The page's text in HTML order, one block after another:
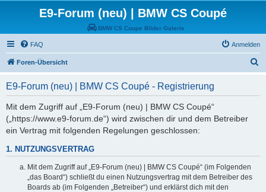
E9-Forum (neu) | BMW CS Coupé
BMW CS Coupe Bilder Galerie
FAQ Anmelden
Foren-Übersicht
E9-Forum (neu) | BMW CS Coupé - Registrierung
Mit dem Zugriff auf „E9-Forum (neu) | BMW CS Coupé“
(„https://www.e9-forum.de“) wird zwischen dir und dem Betreiber
ein Vertrag mit folgenden Regelungen geschlossen:
1. NUTZUNGSVERTRAG
Mit dem Zugriff auf „E9-Forum (neu) | BMW CS Coupé“ (im Folgenden
„das Board“) schließt du einen Nutzungsvertrag mit dem Betreiber des
Boards ab (im Folgenden „Betreiber“) und erklärst dich mit den